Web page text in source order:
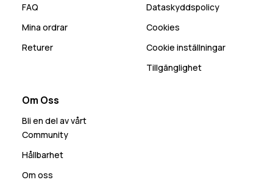
FAQ
Mina ordrar
Returer
Dataskyddspolicy
Cookies
Cookie inställningar
Tillgänglighet
Om Oss
Bli en del av vårt
Community
Hållbarhet
Om oss